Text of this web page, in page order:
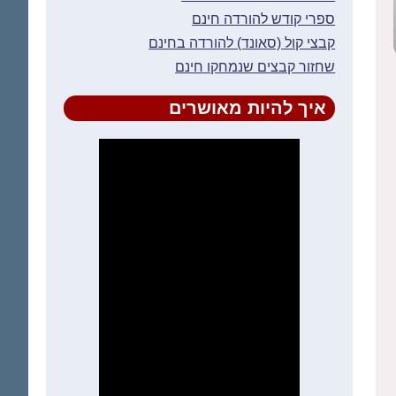
ספרי קודש להורדה חינם
קבצי קול (סאונד) להורדה בחינם
שחזור קבצים שנמחקו חינם
איך להיות מאושרים